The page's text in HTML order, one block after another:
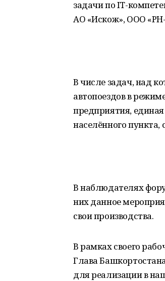
задачи по IT-
АО «Искож», ООО
В числе задач, над
автопоездов в
предприятия,
населённого
В наблюдателях
них данное
свои производства.
В рамках своего
Глава
для реализации в